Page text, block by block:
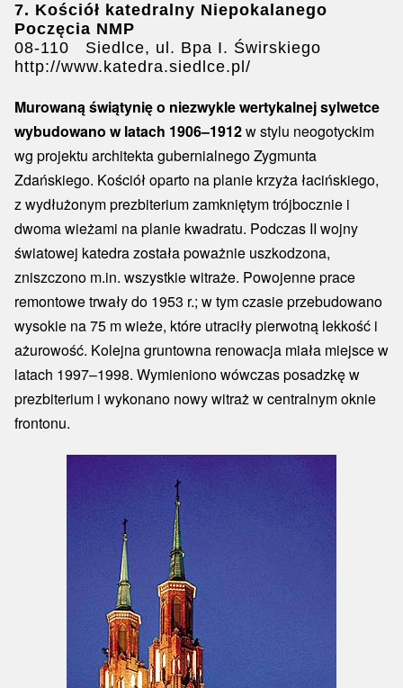
7. Kościół katedralny Niepokalanego
Poczęcia NMP
08-110 Siedlce, ul. Bpa I. Świrskiego
http://www.katedra.siedlce.pl/
Murowaną świątynię o niezwykle wertykalnej sylwetce
wybudowano w latach 1906–1912w stylu neogotyckim
wg projektu architekta gubernialnego Zygmunta
Zdańskiego. Kościół oparto na planie krzyża łacińskiego,
z wydłużonym prezbiterium zamkniętym trójbocznie i
dwoma wieżami na planie kwadratu. Podczas II wojny
światowej katedra została poważnie uszkodzona,
zniszczono m.in. wszystkie witraże. Powojenne prace
remontowe trwały do 1953 r.; w tym czasie przebudowano
wysokie na 75 m wieże, które utraciły pierwotną lekkość i
ażurowość. Kolejna gruntowna renowacja miała miejsce w
latach 1997–1998. Wymieniono wówczas posadzkę w
prezbiterium i wykonano nowy witraż w centralnym oknie
frontonu.